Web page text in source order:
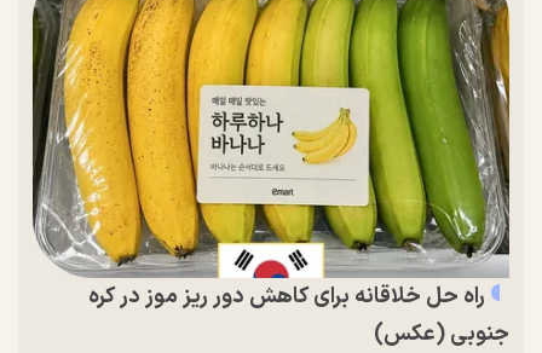
راه حل خلاقانه برای کاهش دور ریز موز در کره
جنوبی (عکس)